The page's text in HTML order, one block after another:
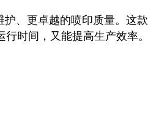
、更卓越的喷印质量。这款
时间，又能提高生产效率。